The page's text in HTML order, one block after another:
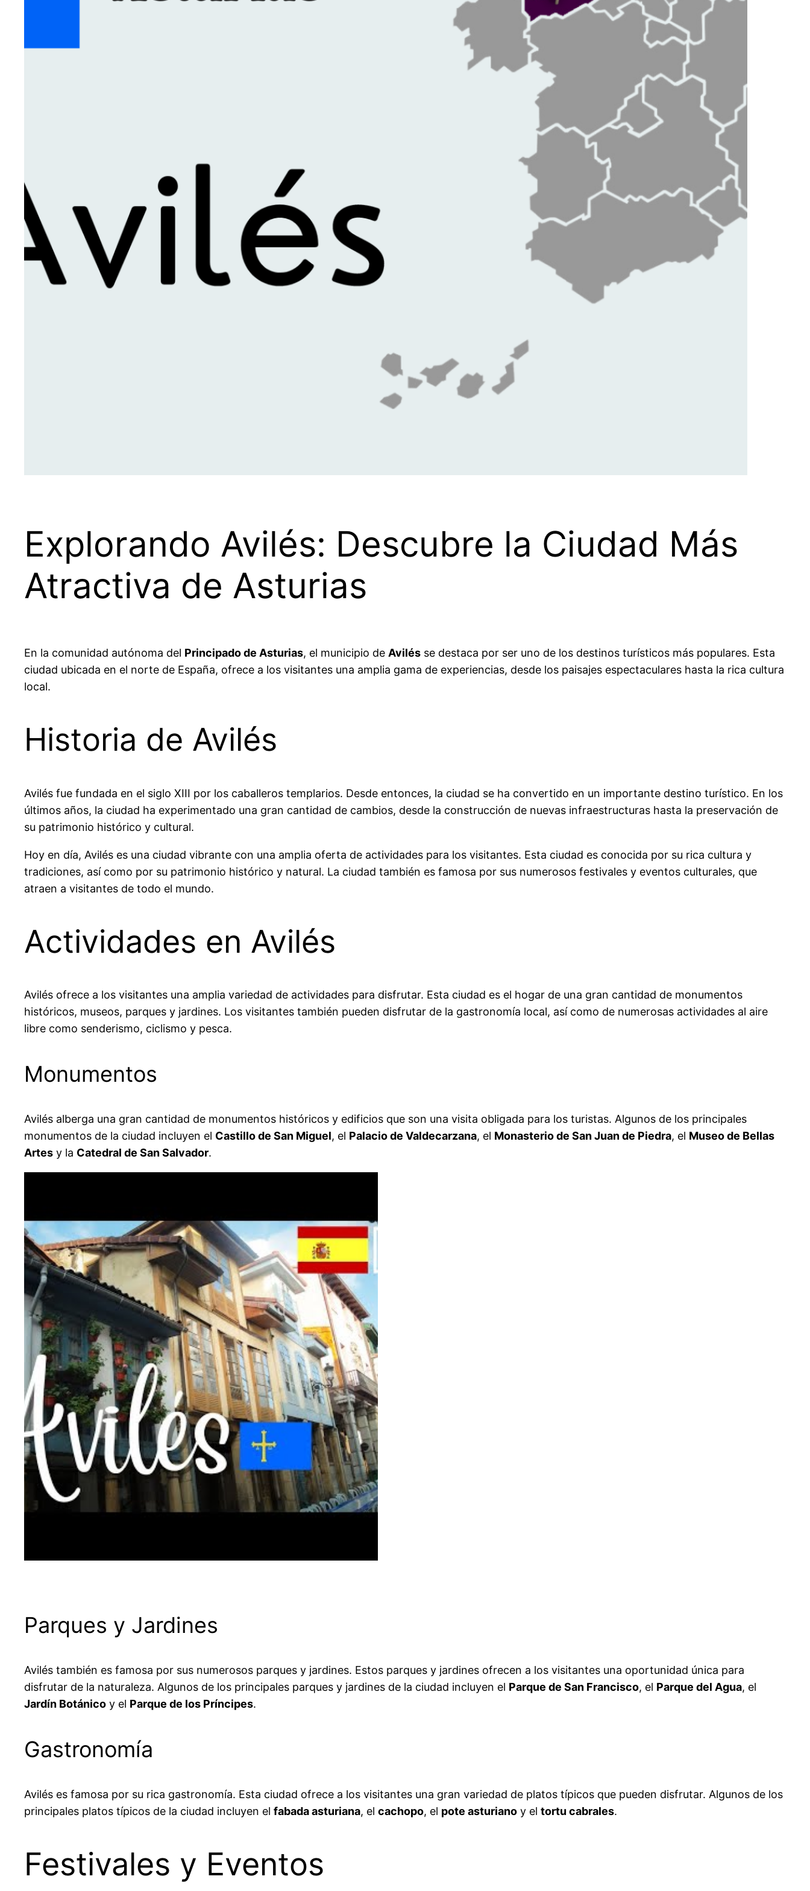
Explorando Avilés: Descubre la Ciudad Más
Atractiva de Asturias
En la comunidad autónoma del Principado de Asturias, el municipio de Avilés se destaca por ser uno de los destinos turísticos más populares. Esta
ciudad ubicada en el norte de España, ofrece a los visitantes una amplia gama de experiencias, desde los paisajes espectaculares hasta la rica cultura
local.
Historia de Avilés
Avilés fue fundada en el siglo XIII por los caballeros templarios. Desde entonces, la ciudad se ha convertido en un importante destino turístico. En los
últimos años, la ciudad ha experimentado una gran cantidad de cambios, desde la construcción de nuevas infraestructuras hasta la preservación de
su patrimonio histórico y cultural.
Hoy en día, Avilés es una ciudad vibrante con una amplia oferta de actividades para los visitantes. Esta ciudad es conocida por su rica cultura y
tradiciones, así como por su patrimonio histórico y natural. La ciudad también es famosa por sus numerosos festivales y eventos culturales, que
atraen a visitantes de todo el mundo.
Actividades en Avilés
Avilés ofrece a los visitantes una amplia variedad de actividades para disfrutar. Esta ciudad es el hogar de una gran cantidad de monumentos
históricos, museos, parques y jardines. Los visitantes también pueden disfrutar de la gastronomía local, así como de numerosas actividades al aire
libre como senderismo, ciclismo y pesca.
Monumentos
Avilés alberga una gran cantidad de monumentos históricos y edificios que son una visita obligada para los turistas. Algunos de los principales
monumentos de la ciudad incluyen el Castillo de San Miguel, el Palacio de Valdecarzana, el Monasterio de San Juan de Piedra, el Museo de Bellas
Artes y la Catedral de San Salvador.
Parques y Jardines
Avilés también es famosa por sus numerosos parques y jardines. Estos parques y jardines ofrecen a los visitantes una oportunidad única para
disfrutar de la naturaleza. Algunos de los principales parques y jardines de la ciudad incluyen el Parque de San Francisco, el Parque del Agua, el
Jardín Botánico y el Parque de los Príncipes.
Gastronomía
Avilés es famosa por su rica gastronomía. Esta ciudad ofrece a los visitantes una gran variedad de platos típicos que pueden disfrutar. Algunos de los
principales platos típicos de la ciudad incluyen el fabada asturiana, el cachopo, el pote asturiano y el tortu cabrales.
Festivales y Eventos